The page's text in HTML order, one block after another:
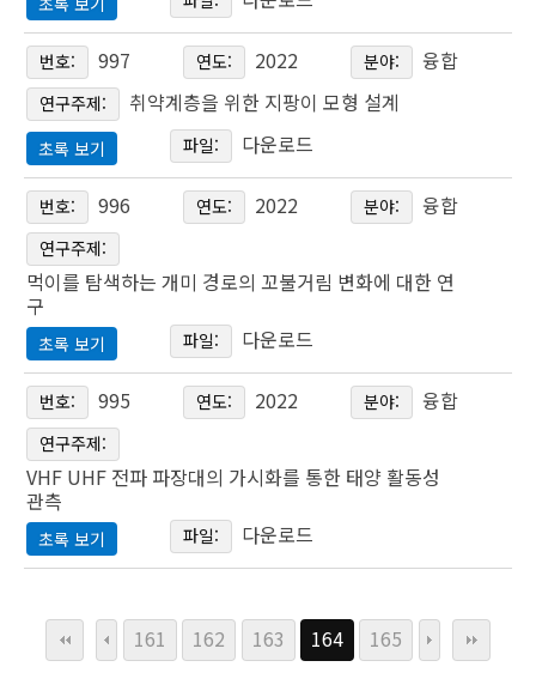
으로 하여 혈액에서의 광 검출량에서 혈당량을 계산하고 다른
방식으로 측정한 혈당량과 비교함으로써 정확성 을 검증하고
자 했다. 아직 전반적인 실험은 제대로 진행하지 못하였지만,
앞으로 오차 원인에 대해 정확히 분석해고 해결해 나간다면 본
래 연구 목적을 달성할 수 있을 것이다.
주제어: 혈당량, 포도당, 광활성, 편광, 자기장
보도된 바 있다. 학생들은 군중심리에 의해 남들이 먹는 에너
지 드링크, 커피를 따라 마시면서 학습패턴에 큰 영향을 받게
된다. 이에 카페인 섭취량에 따른 학습 패턴과 수면패턴 변화
를 분석 후 최적의 카페인 섭취량을 도출하여, 카페인을 많이
섭취하는 10대의 건강을 챙길 방법을 고안하여 실생활에서 고
통받고 있는 학생들을 구제하고자 이 연구를 구성하였다. 본
연구는 카페인 섭취에따라 실험군과 대조군으로 나누고 성적
에 따라 다시 상, 중,하 3개로 분류하여 구분했다. 선정된 실험
참가자들에게 CYP1A2 유전자 검사를 실시하여 각 학생의 카
페인 분해 능력을 확인한다. 후에 뇌파 분석을 통하여 수면상
태의 뇌파, 학습시간의 뇌파를 비교, 분석한다. 수집된 자료를
Braingrapher 모델을 이용한 빅데이터를 통하여 뇌파 데이터
통계를 도출한 다. 위에서 나온 결과를 바탕으로 학생들의 건
강에 문제가 되지 않는 최적의 카페인 섭취량을 도출한다.
주제어: 카페인, CYP1A2, 뇌파 분석, 아데노신
권민우․심진용․이용제․함석규
Kwon Minwoo․Sim Jinyong․Lee Yongjae․Ham
최근 태양광을 이용한 영농형 농장에 대한 관심이 높아지고 있
다. 태양광 패널을 반월형 비닐 하우스 위에 설치하여 식물을
생장시키는 동시에 태양광을 통해 에너지를 생산하는 것이다.
본 연구는 태양광 패널이 비닐 하우스의 비닐에 변형을 일으킬
수 있는지 탐구하였으며, 태양광 패널이 비닐하우스 내 식물에
게 도달하는 광량이 어떻게 변화하는지 이론적으로 계산한 뒤
실험적으로 측정하였다. 또한 가림판으로 태양광 패널과 같은
효과를 주어 태양광 패널이 상추 종자의 발아율에 미치는 영향
에 관한 실험을 진행하였다. 본 연구를 통해 태양광 패널이 비
닐하우스 내 식물에 주는 영향을 알아내어 영농형 비닐하우스
의 활성화를 기대할 수 있을 것이다.
오디오 업샘플링 프로그램의 성능 검증을 위한 음질
비교 방법 연구
Sound quality comparison method for verifying Audio
upsampling Program
김주형.이준우.이유찬.지연우
Joohyung Kim, Junu Lee, Yuchan Lee, Yeonwoo Ji
저음질 음원 및 블루투스로 인한 음원 손실이 문제가 되고 있
다. 이를 해결하기 위해 본 연구는 FFT와 머신러닝을 활용한
음원 업샘플링에 대해 연구하였다. 두 방법을 통해 업샘플링된
음원이 실질 적으로 음질이 개선된 것인지를 확인하기 위해 프
랙탈 차원과 코사인 유사도 두 가지 데이터와 음질 간의 관계
가 있는지 우선적으로 탐구하였다. 이에 대한 검증이 끝나고
이를 통해 직접 머신러닝에서 사용된 두가지 학습 모델에 대한
비교를 진행하였다.
주제어: 업샘플링, 스플라인 보간법, 프랙탈 차원, 푸리에 변환,
번호: 997 연도: 2022 분야: 융합
연구주제: 취약계층을 위한 지팡이 모형 설계
초록 보기 파일: 다운로드
취약계층을 위한 지팡이 모형 설계
Wand design for vulnerable people
Kang Seon Hyo․Go Doo Hyeon․Jeong Se Hwan
본 연구에서는 다양한 지팡이 모형을 제작하여 상황별로 가장
하중 분산이 잘 되는 지팡이 모양을 디자인하였다. 먼저 지팡
이를 사용하는 다양한 경우를 조사하였으며 직접 다양한 자세
를 해보며 지팡이 모양에 따라 분산되는 하중을 측정하였다.
좋은 지팡이의 기준을 다양한 각도에서도 몸을 잘 지탱할 수
된 하중의 산포도를 계산하여 가장 적합한 지팡이를 구하였다.
이것을 확장하면 상황별로 좋았던 지팡이의 기하학적인 특성
번호: 996 연도: 2022 분야: 융합
연구주제:
먹이를 탐색하는 개미 경로의 꼬불거림 변화에 대한 연
구
초록 보기 파일: 다운로드
먹이를 탐색하는 개미 경로의 꼬불거림 변화에 대한
A study on twisting changes in the path of ants
searching for food
신재민․안장근․한승완
번호: 995 연도: 2022 분야: 융합
연구주제:
VHF UHF 전파 파장대의 가시화를 통한 태양 활동성
관측
초록 보기 파일: 다운로드
관측
Observation of solar activity through visualization of
161 162 163 164 165